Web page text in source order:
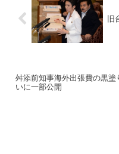
舛添前知事海外出張費の黒塗
いに一部公開